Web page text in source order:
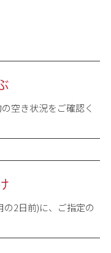
性の場合、着物の身丈はご
を斜め45度位にして、首の
空き状況をご確認く
2日前)に、ご指定の